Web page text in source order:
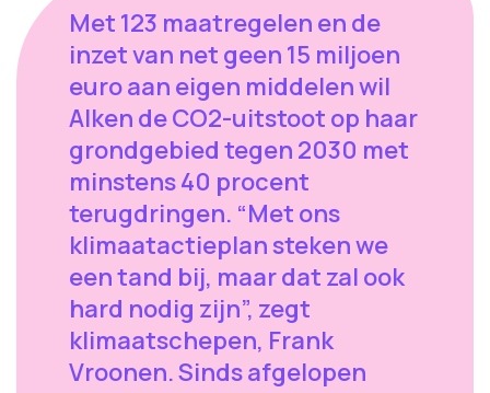
Met 123 maatregelen en de
inzet van net geen 15 miljoen
euro aan eigen middelen wil
Alken de CO2-uitstoot op haar
grondgebied tegen 2030 met
minstens 40 procent
terugdringen. “Met ons
klimaatactieplan steken we
een tand bij, maar dat zal ook
hard nodig zijn”, zegt
klimaatschepen, Frank
Vroonen. Sinds afgelopen